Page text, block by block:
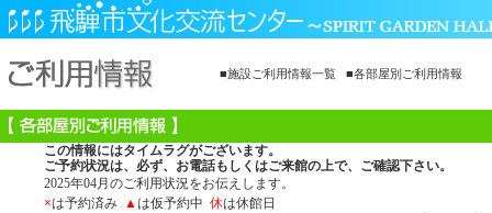
■施設ご利用情報一覧 ■各部屋別ご利用情報
この情報にはタイムラグがございます。
ご予約状況は、必ず、お電話もしくはご来館の上で、ご確認下さい。
2025年04月のご利用状況をお伝えします。
×は予約済み ▲は仮予約中 休は休館日